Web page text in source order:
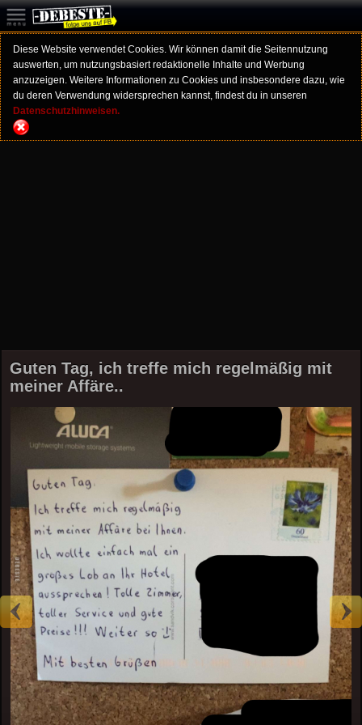
Diese Website verwendet Cookies. Wir können damit die Seitennutzung
auswerten, um nutzungsbasiert redaktionelle Inhalte und Werbung
anzuzeigen. Weitere Informationen zu Cookies und insbesondere dazu, wie
du deren Verwendung widersprechen kannst, findest du in unseren
Datenschutzhinweisen.
Guten Tag, ich treffe mich regelmäßig mit
meiner Affäre..